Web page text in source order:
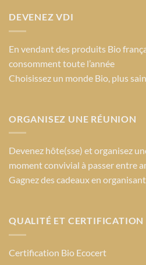
DEVENEZ VDI
En vendant des produits Bio
consomment toute l’année
Choisissez un monde Bio, plus
ORGANISEZ UNE RÉUNION
Devenez hôte(sse) et organisez
moment convivial à passer entre
Gagnez des cadeaux en
QUALITÉ ET CERTIFICATION
Certification Bio Ecocert